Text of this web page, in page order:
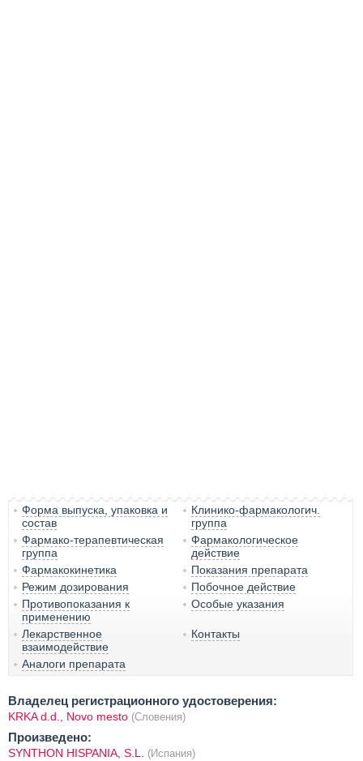
Форма выпуска, упаковка и
состав
Клинико-фармакологич.
группа
Фармако-терапевтическая
группа
Фармакологическое
действие
Фармакокинетика
Показания препарата
Режим дозирования
Побочное действие
Противопоказания к
применению
Особые указания
Лекарственное
взаимодействие
Контакты
Аналоги препарата
Владелец регистрационного удостоверения:
KRKA d.d., Novo mesto (Словения)
Произведено:
SYNTHON HISPANIA, S.L. (Испания)